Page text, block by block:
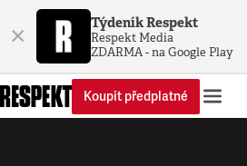
× Týdeník Respekt
Respekt Media
ZDARMA - na Google Play
Koupit předplatné